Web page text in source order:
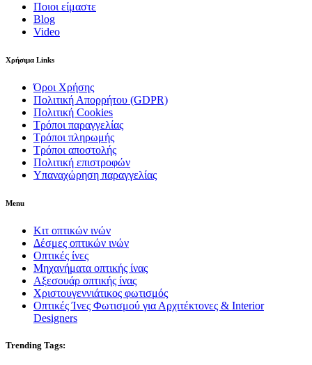
Ποιοι είμαστε
Blog
Video
Χρήσιμα Links
Όροι Χρήσης
Πολιτική Απορρήτου (GDPR)
Πολιτική Cookies
Τρόποι παραγγελίας
Τρόποι πληρωμής
Τρόποι αποστολής
Πολιτική επιστροφών
Υπαναχώρηση παραγγελίας
Menu
Κιτ οπτικών ινών
Δέσμες οπτικών ινών
Οπτικές ίνες
Μηχανήματα οπτικής ίνας
Αξεσουάρ οπτικής ίνας
Χριστουγεννιάτικος φωτισμός
Οπτικές Ίνες Φωτισμού για Αρχιτέκτονες & Interior
Designers
Trending Tags: